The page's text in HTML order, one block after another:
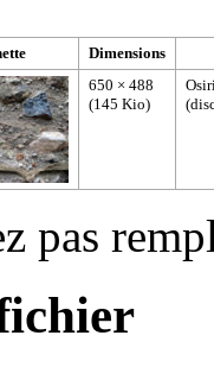
Dimensions
650 × 488
(145 Kio)
(
pas